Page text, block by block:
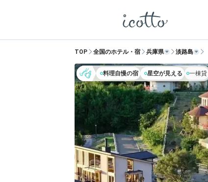
TOP 全国のホテル・宿 兵庫県 淡路島
料理自慢の宿 星空が見える 一棟貸